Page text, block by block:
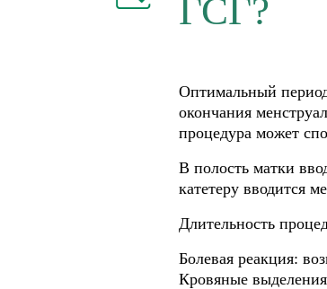
ГСГ?
Оптимальный
окончания
процедура может
В полость матки
катетеру вводится
Длительность
Болевая реакция:
Кровяные